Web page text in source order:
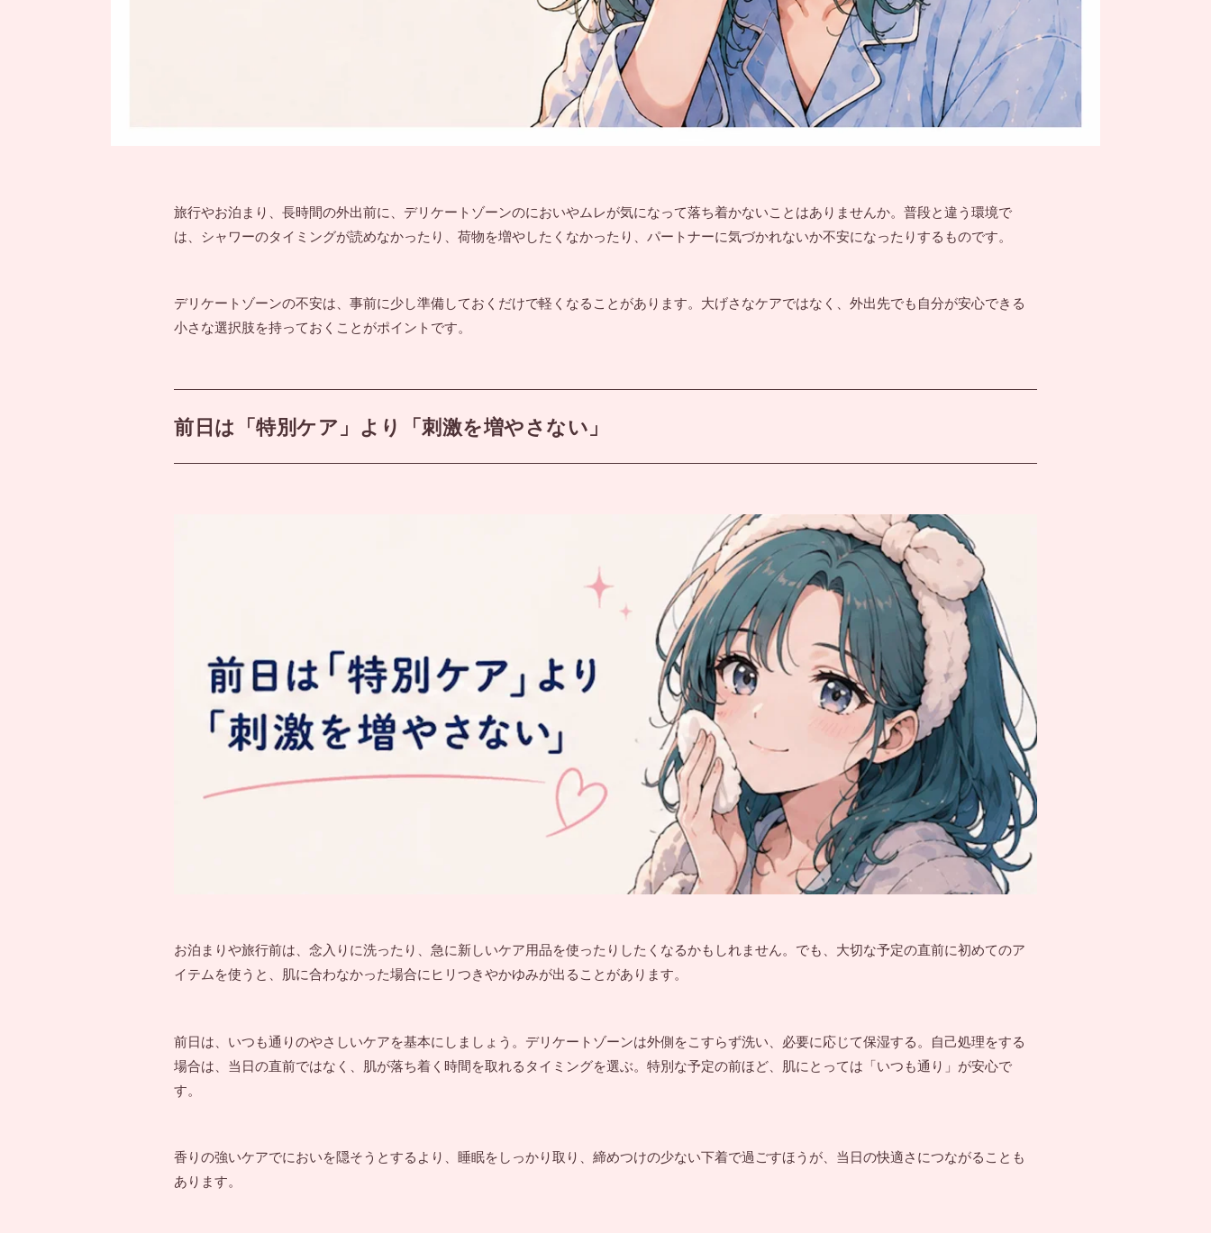
旅行やお泊まり、長時間の外出前に、デリケートゾーンのにおいやムレが気になって落ち着かないことはありませんか。普段と違う環境で
は、シャワーのタイミングが読めなかったり、荷物を増やしたくなかったり、パートナーに気づかれないか不安になったりするものです。
デリケートゾーンの不安は、事前に少し準備しておくだけで軽くなることがあります。大げさなケアではなく、外出先でも自分が安心できる
小さな選択肢を持っておくことがポイントです。
前日は「特別ケア」より「刺激を増やさない」
お泊まりや旅行前は、念入りに洗ったり、急に新しいケア用品を使ったりしたくなるかもしれません。でも、大切な予定の直前に初めてのア
イテムを使うと、肌に合わなかった場合にヒリつきやかゆみが出ることがあります。
前日は、いつも通りのやさしいケアを基本にしましょう。デリケートゾーンは外側をこすらず洗い、必要に応じて保湿する。自己処理をする
場合は、当日の直前ではなく、肌が落ち着く時間を取れるタイミングを選ぶ。特別な予定の前ほど、肌にとっては「いつも通り」が安心で
す。
香りの強いケアでにおいを隠そうとするより、睡眠をしっかり取り、締めつけの少ない下着で過ごすほうが、当日の快適さにつながることも
あります。